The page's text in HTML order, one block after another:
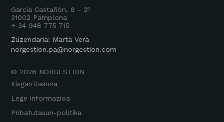
García Castañón, 8 - 2º
31002 Pamplona
+ 34 948 775 715
Zuzendaria: Marta Vera
norgestion.pa@norgestion.com
Irisgarritasuna
Lege informazioa
Pribatutasun-politika
© 2026 NORGESTION